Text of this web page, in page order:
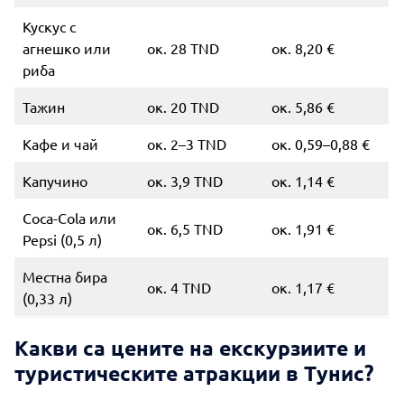
Кускус с
агнешко или
риба
ок. 28 TND ок. 8,20 €
Тажин ок. 20 TND ок. 5,86 €
Кафе и чай ок. 2–3 TND ок. 0,59–0,88 €
Капучино ок. 3,9 TND ок. 1,14 €
Coca-Cola или
Pepsi (0,5 л)
ок. 6,5 TND ок. 1,91 €
Местна бира
(0,33 л)
ок. 4 TND ок. 1,17 €
Какви са цените на екскурзиите и
туристическите атракции в Тунис?